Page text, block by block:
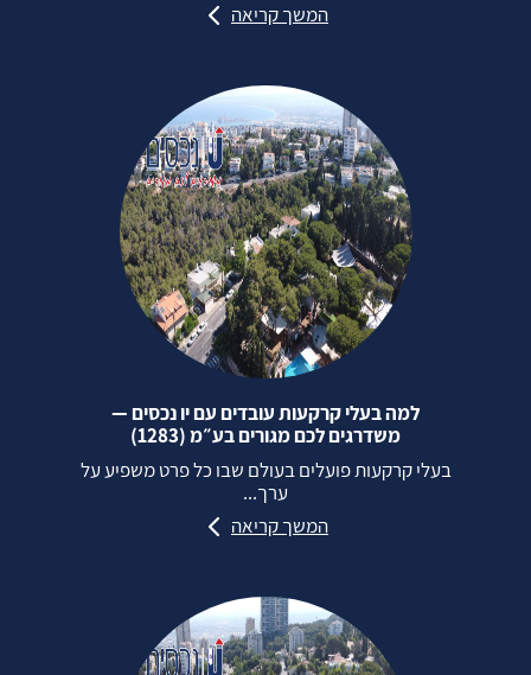
המשך קריאה
למה בעלי קרקעות עובדים עם יו נכסים —
משדרגים לכם מגורים בע״מ (1283)
בעלי קרקעות פועלים בעולם שבו כל פרט משפיע על
ערך...
המשך קריאה